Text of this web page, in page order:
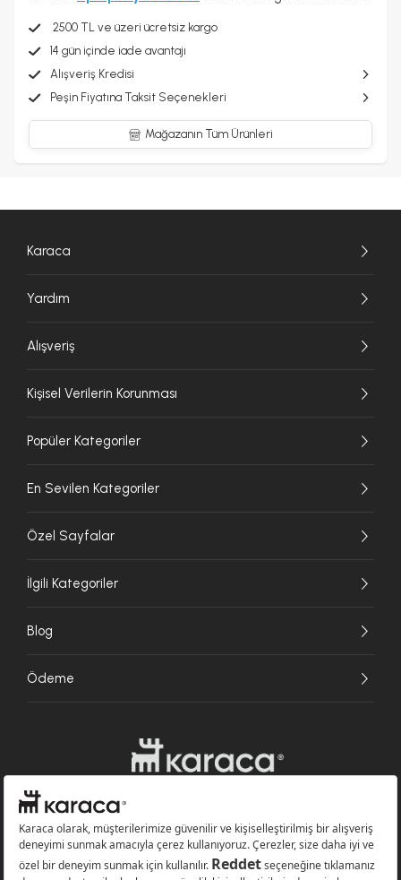
2500 TL ve üzeri ücretsiz kargo
14 gün içinde iade avantajı
Alışveriş Kredisi
Peşin Fiyatına Taksit Seçenekleri
Mağazanın Tüm Ürünleri
Karaca
Yardım
Alışveriş
Kişisel Verilerin Korunması
Popüler Kategoriler
En Sevilen Kategoriler
Özel Sayfalar
İlgili Kategoriler
Blog
Ödeme